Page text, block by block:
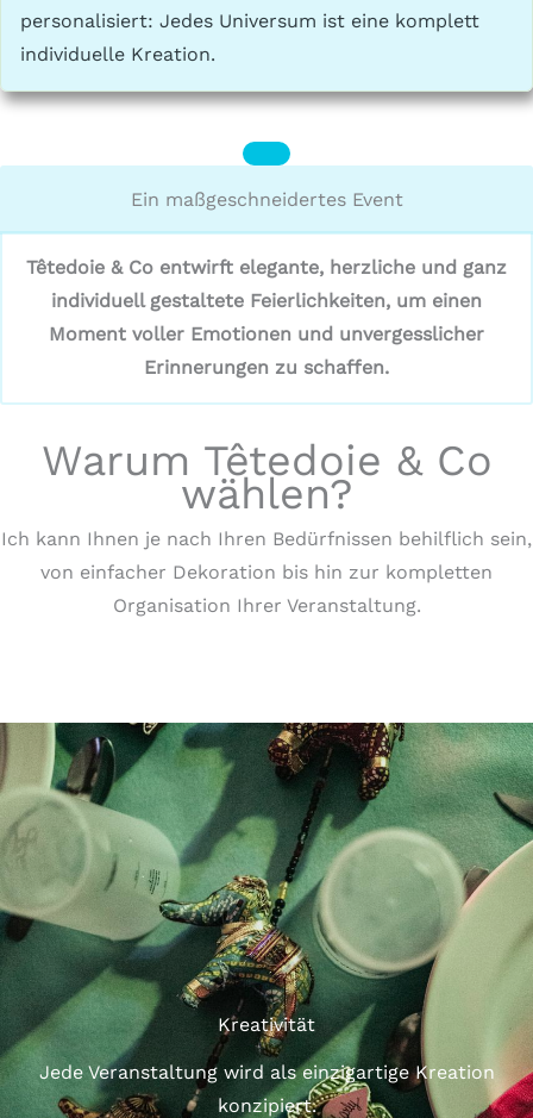
personalisiert: Jedes Universum ist eine komplett
individuelle Kreation.
Ein maßgeschneidertes Event
Têtedoie & Co entwirft elegante, herzliche und ganz
individuell gestaltete Feierlichkeiten, um einen
Moment voller Emotionen und unvergesslicher
Erinnerungen zu schaffen.
Warum Têtedoie & Co
wählen?
Ich kann Ihnen je nach Ihren Bedürfnissen behilflich sein,
von einfacher Dekoration bis hin zur kompletten
Organisation Ihrer Veranstaltung.
Kreativität
Jede Veranstaltung wird als einzigartige Kreation
konzipiert.